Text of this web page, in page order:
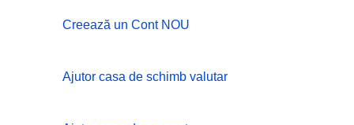
Creează un Cont NOU
Ajutor casa de schimb valutar